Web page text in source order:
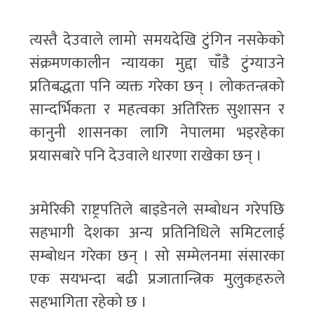
त्यस्तै देउवाले लामो समयदेखि टुंगिन नसकेको
संक्रमणकालीन न्यायका मुद्दा चाँडै टुंग्याउने
प्रतिबद्धता पनि व्यक्त गरेका छन् । लोकतन्त्रको
सान्दर्भिकता र महत्वका अतिरिक्त सुशासन र
कानुनी शासनका लागि नेपालमा भइरहेका
प्रयासबारे पनि देउवाले धारणा राखेका छन् ।
अमेरिकी राष्ट्रपतिले बाइडेनले सम्बोधन गरेपछि
सहभागी देशका अन्य प्रतिनिधिले समिटलाई
सम्बोधन गरेका छन् । सो सम्मेलनमा संसारका
एक सयभन्दा बढी प्रजातान्त्रिक मुलुकहरुले
सहभागिता रहेको छ ।